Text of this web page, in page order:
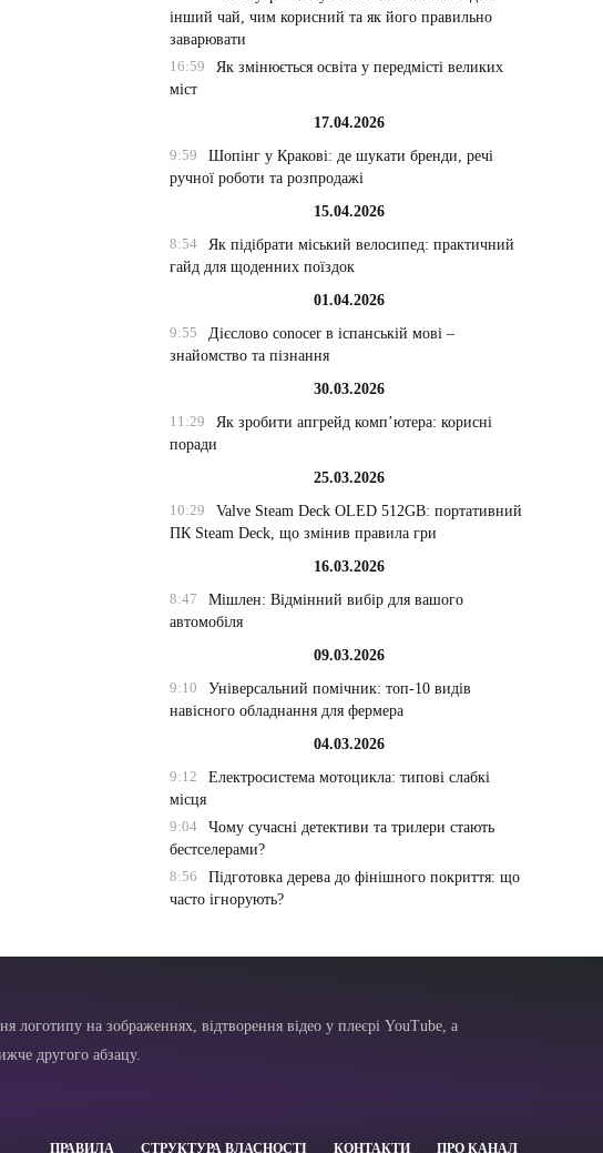
інший чай, чим корисний та як його правильно
заварювати
16:59
Як змінюється освіта у передмісті великих
міст
17.04.2026
9:59
Шопінг у Кракові: де шукати бренди, речі
ручної роботи та розпродажі
15.04.2026
8:54
Як підібрати міський велосипед: практичний
гайд для щоденних поїздок
01.04.2026
9:55
Дієслово conocer в іспанській мові –
знайомство та пізнання
30.03.2026
11:29
Як зробити апгрейд комп’ютера: корисні
поради
25.03.2026
10:29
Valve Steam Deck OLED 512GB: портативний
ПК Steam Deck, що змінив правила гри
16.03.2026
8:47
Мішлен: Відмінний вибір для вашого
автомобіля
09.03.2026
9:10
Універсальний помічник: топ-10 видів
навісного обладнання для фермера
04.03.2026
9:12
Електросистема мотоцикла: типові слабкі
місця
9:04
Чому сучасні детективи та трилери стають
бестселерами?
8:56
Підготовка дерева до фінішного покриття: що
часто ігнорують?
логотипу на зображеннях, відтворення відео у плеєрі YouTube, а
другого абзацу.
ПРАВИЛА СТРУКТУРА ВЛАСНОСТІ КОНТАКТИ ПРО КАНАЛ